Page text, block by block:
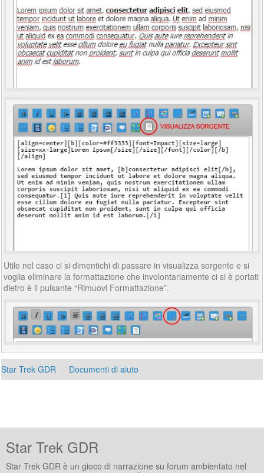
Utile nel caso ci si dimentichi di passare in visualizza sorgente e si
voglia eliminare la formattazione che involontariamente ci si è portati
dietro è il pulsante “Rimuovi Formattazione”.
Star Trek GDR Documenti di aiuto
Star Trek GDR
Star Trek GDR è un gioco di narrazione su forum ambientato nel